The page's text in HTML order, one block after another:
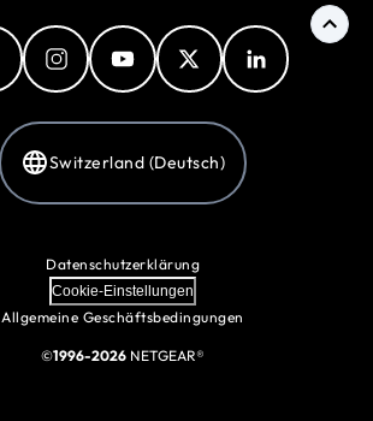
Switzerland (Deutsch)
Datenschutzerklärung
Cookie-Einstellungen
Allgemeine Geschäftsbedingungen
©1996-2026 NETGEAR®